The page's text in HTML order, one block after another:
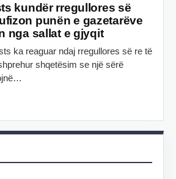
kundër rregullores së
punën e gazetarëve
nga sallat e gjyqit
ka reaguar ndaj rregullores së re të
shqetësim se një sërë